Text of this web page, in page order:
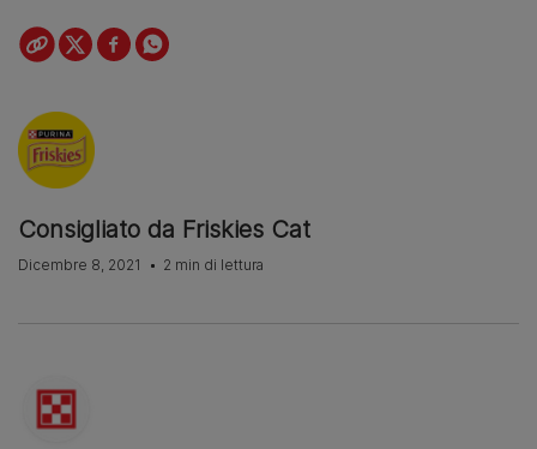
Consigliato da Friskies Cat
Dicembre 8, 2021 2 min di lettura